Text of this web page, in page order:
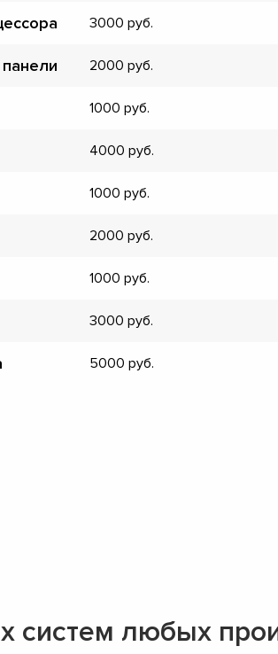
3000
2000
1000
4000
1000
2000
1000
3000
5000
систем любых